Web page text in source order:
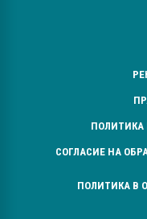
СОГЛАСИЕ НА
ПОЛИТИКА В